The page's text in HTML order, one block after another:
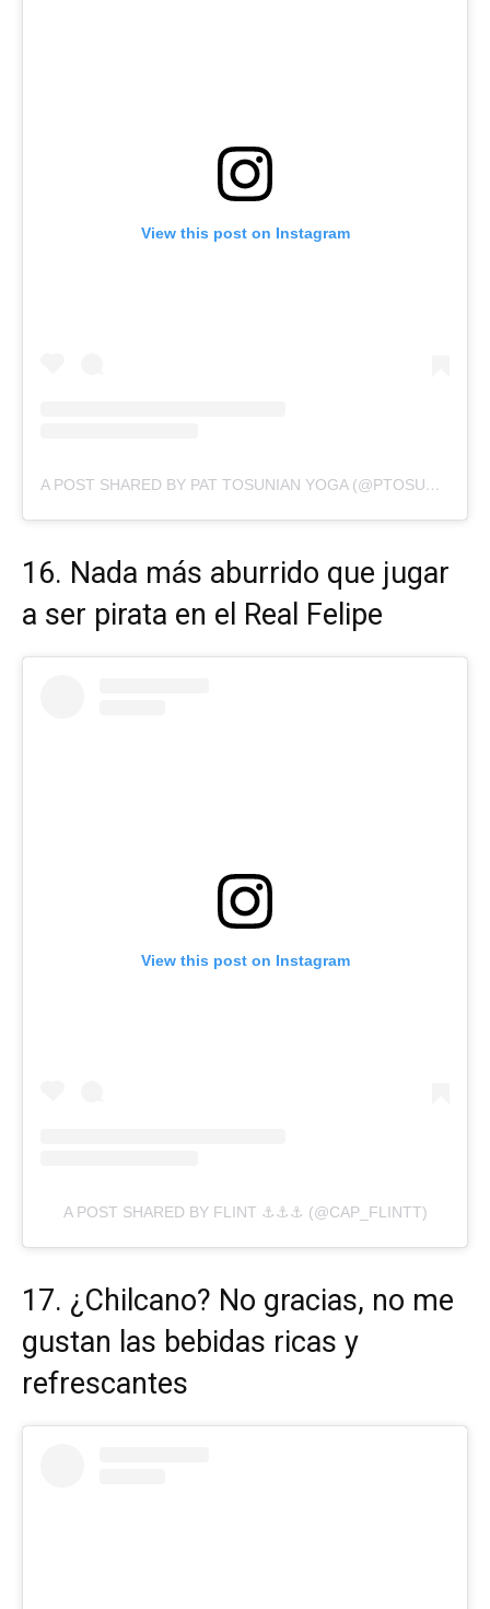
View this post on Instagram
A POST SHARED BY PAT TOSUNIAN YOGA (@PTOSUNIANYOGA)
16. Nada más aburrido que jugar
a ser pirata en el Real Felipe
View this post on Instagram
A POST SHARED BY FLINT ⚓️⚓️⚓️ (@CAP_FLINTT)
17. ¿Chilcano? No gracias, no me
gustan las bebidas ricas y
refrescantes